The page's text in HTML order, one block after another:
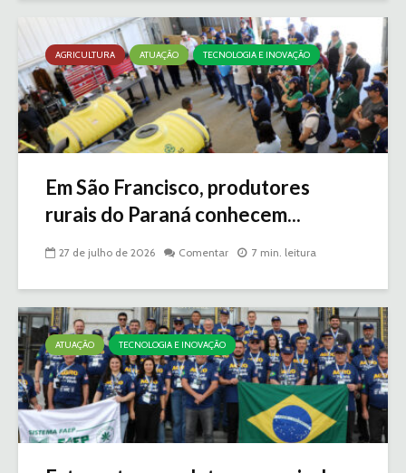
AGRICULTURA ATUAÇÃO TECNOLOGIA E INOVAÇÃO
Em São Francisco, produtores
rurais do Paraná conhecem...
27 de julho de 2026 Comentar 7 min. leitura
ATUAÇÃO TECNOLOGIA E INOVAÇÃO